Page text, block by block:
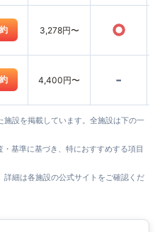
3,278円〜 ○
4,400円〜 -
設を掲載しています。全施設は下の一
基準に基づき、特におすすめする項目
細は各施設の公式サイトをご確認くだ